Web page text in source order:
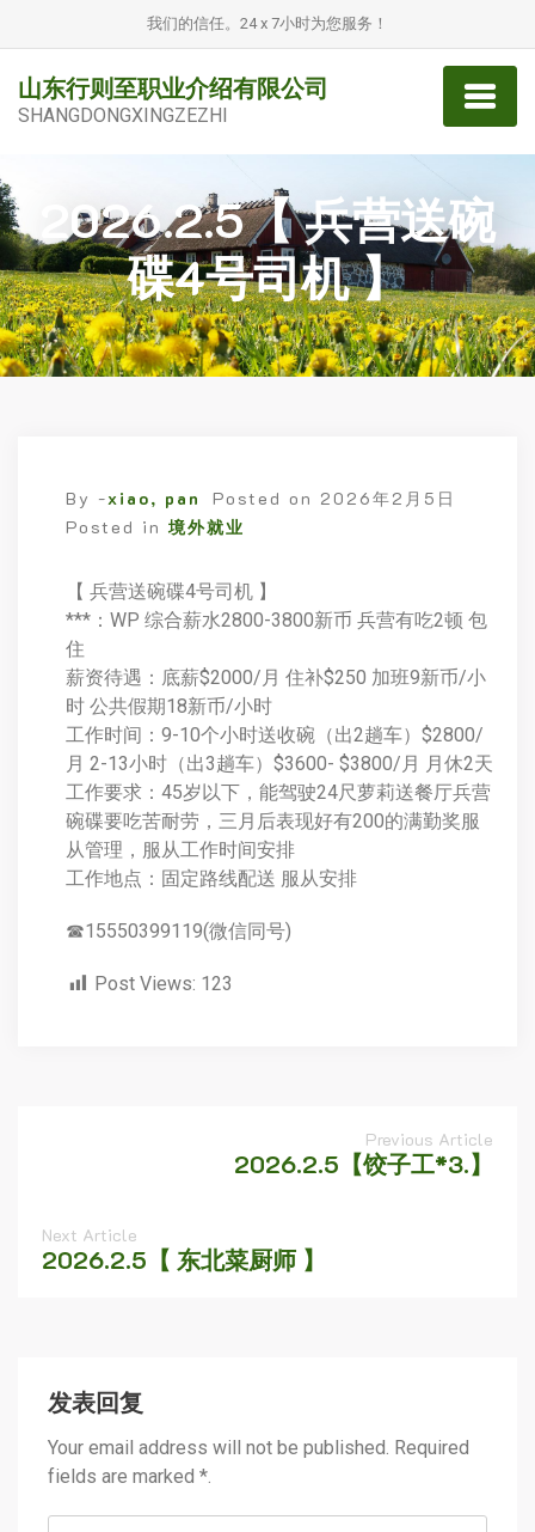
我们的信任。24 x 7小时为您服务！
山东行则至职业介绍有限公司
SHANGDONGXINGZEZHI
2026.2.5【 兵营送碗
碟4号司机 】
By -xiao, pan Posted on 2026年2月5日
Posted in 境外就业
【 兵营送碗碟4号司机 】
***：WP 综合薪水2800-3800新币 兵营有吃2顿 包
住
薪资待遇：底薪$2000/月 住补$250 加班9新币/小
时 公共假期18新币/小时
工作时间：9-10个小时送收碗（出2趟车）$2800/
月 2-13小时（出3趟车）$3600- $3800/月 月休2天
工作要求：45岁以下，能驾驶24尺萝莉送餐厅兵营
碗碟要吃苦耐劳，三月后表现好有200的满勤奖服
从管理，服从工作时间安排
工作地点：固定路线配送 服从安排
☎15550399119(微信同号)
Post Views: 123
Previous Article
2026.2.5【饺子工*3.】
Next Article
2026.2.5【 东北菜厨师 】
发表回复
Your email address will not be published. Required
fields are marked *.